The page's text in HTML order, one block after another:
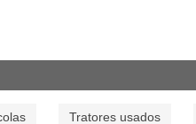
Tratores usados